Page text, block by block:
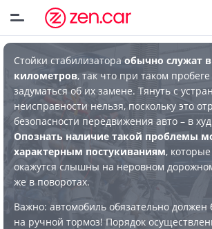
Стойки стабилизатора обычно служат
километров, так что при таком
задуматься об их замене. Тянуть с
неисправности нельзя, поскольку это
безопасности передвижения авто – в
Опознать наличие такой проблемы
характерным постукиваниям,
окажутся слышны на неровном
же в поворотах.
Важно: автомобиль обязательно должен
на ручной тормоз! Порядок